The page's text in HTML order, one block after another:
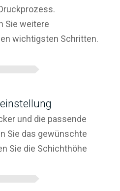
Sie weitere
wichtigsten Schritten.
und die passende
Sie das gewünschte
Sie die Schichthöhe